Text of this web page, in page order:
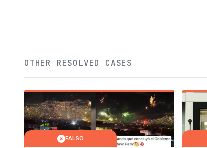
OTHER RESOLVED CASES
FALSO